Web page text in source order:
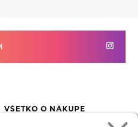
VŠETKO O NÁKUPE